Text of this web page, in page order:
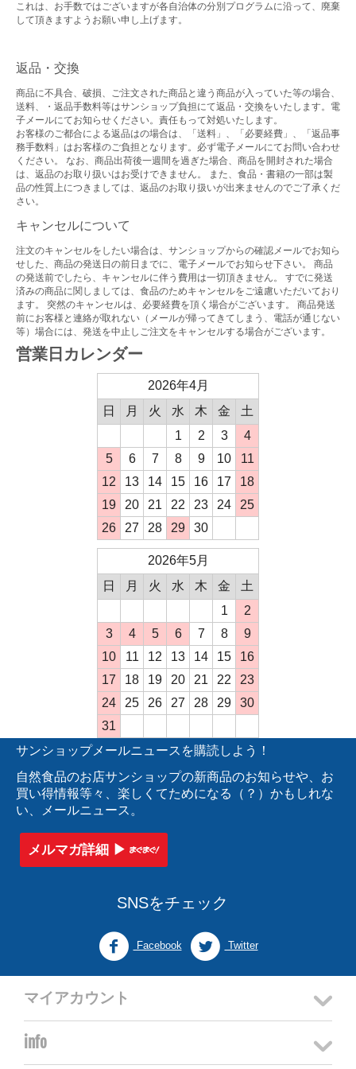
これは、お手数ではございますが各自治体の分別プログラムに沿って、廃棄
して頂きますようお願い申し上げます。
返品・交換
商品に不具合、破損、ご注文された商品と違う商品が入っていた等の場合、
送料、・返品手数料等はサンショップ負担にて返品・交換をいたします。電
子メールにてお知らせください。責任もって対処いたします。
お客様のご都合による返品はの場合は、「送料」、「必要経費」、「返品事
務手数料」はお客様のご負担となります。必ず電子メールにてお問い合わせ
ください。 なお、商品出荷後一週間を過ぎた場合、商品を開封された場合
は、返品のお取り扱いはお受けできません。 また、食品・書籍の一部は製
品の性質上につきましては、返品のお取り扱いが出来ませんのでご了承くだ
さい。
キャンセルについて
注文のキャンセルをしたい場合は、サンショップからの確認メールでお知ら
せした、商品の発送日の前日までに、電子メールでお知らせ下さい。 商品
の発送前でしたら、キャンセルに伴う費用は一切頂きません。 すでに発送
済みの商品に関しましては、食品のためキャンセルをご遠慮いただいており
ます。 突然のキャンセルは、必要経費を頂く場合がございます。 商品発送
前にお客様と連絡が取れない（メールが帰ってきてしまう、電話が通じない
等）場合には、発送を中止しご注文をキャンセルする場合がございます。
営業日カレンダー
2026年4月
日
月 火 水 木 金
土
1
2 3
4
5
6 7 8 9 10
11
12
13 14 15 16 17
18
19
20 21 22 23 24
25
26
27 28 29 30
2026年5月
日
月 火 水 木 金
土
1
2
3
4 5 6 7 8
9
10
11 12 13 14 15
16
17
18 19 20 21 22
23
24
25 26 27 28 29
30
31
サンショップメールニュースを購読しよう！
自然食品のお店サンショップの新商品のお知らせや、お
買い得情報等々、楽しくてためになる（？）かもしれな
い、メールニュース。
メルマガ詳細 ▶︎
SNSをチェック
Facebook Twitter
マイアカウント
info